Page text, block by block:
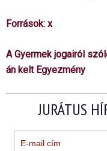
Források: x
A Gyermek jogairól
án kelt Egyezmény
JURÁTUS